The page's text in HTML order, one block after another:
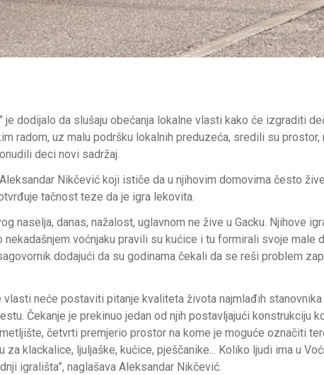
je dodijalo da slušaju obećanja lokalne vlasti kako će izgraditi
radom, uz malu podršku lokalnih preduzeća, sredili su prostor,
deci novi sadržaj.
Nikčević koji ističe da u njihovim domovima često
tačnost teze da je igra lekovita.
naselja, danas, nažalost, uglavnom ne žive u Gacku. Njihove
voćnjaku pravili su kućice i tu formirali svoje male
dodajući da su godinama čekali da se reši problem
vlasti neće postaviti pitanje kvaliteta života najmlađih
Čekanje je prekinuo jedan od njih postavljajući konstrukciju
četvrti premjerio prostor na kome je moguće označiti
klackalice, ljuljaške, kućice, pješčanike... Koliko ljudi ima u
igrališta”, naglašava Aleksandar Nikčević.